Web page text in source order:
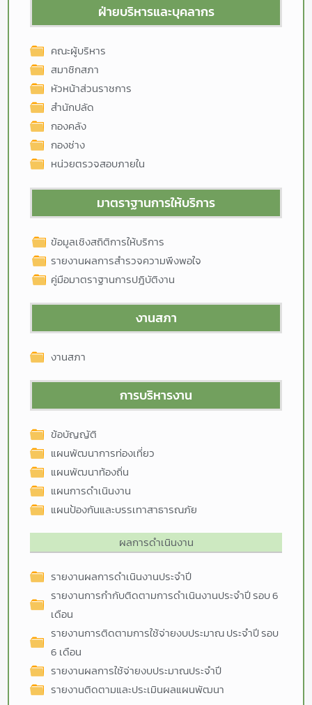
ฝ่ายบริหารและบุคลากร
คณะผู้บริหาร
สมาชิกสภา
หัวหน้าส่วนราชการ
สำนักปลัด
กองคลัง
กองช่าง
หน่วยตรวจสอบภายใน
มาตราฐานการให้บริการ
ข้อมูลเชิงสถิติการให้บริการ
รายงานผลการสำรวจความพึงพอใจ
คู่มือมาตราฐานการปฎิบัติงาน
งานสภา
งานสภา
การบริหารงาน
ข้อบัญญัติ
แผนพัฒนาการท่องเที่ยว
แผนพัฒนาท้องถิ่น
แผนการดำเนินงาน
แผนป้องกันและบรรเทาสาธารณภัย
ผลการดำเนินงาน
รายงานผลการดำเนินงานประจำปี
รายงานการกำกับติดตามการดำเนินงานประจำปี รอบ 6
เดือน
รายงานการติดตามการใช้จ่ายงบประมาณ ประจำปี รอบ
6 เดือน
รายงานผลการใช้จ่ายงบประมาณประจำปี
รายงานติดตามและประเมินผลแผนพัฒนา